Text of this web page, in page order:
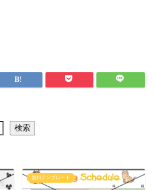
検索
無料テンプレート